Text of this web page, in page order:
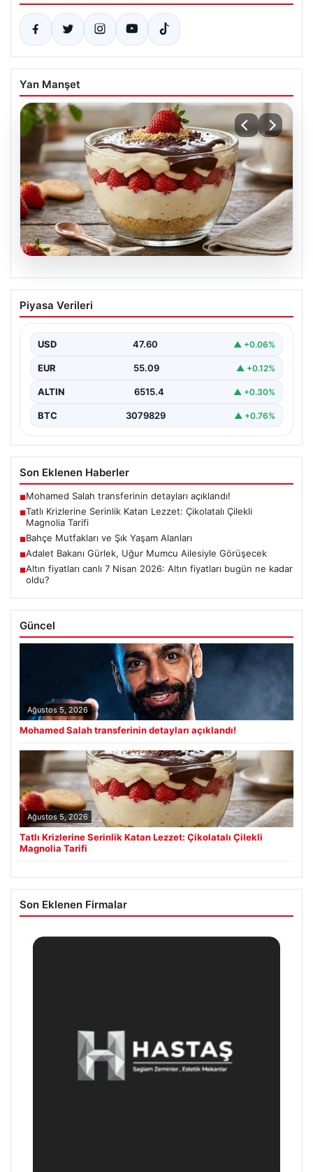
Yan Manşet
05.08.2026
Tatlı Krizlerine Serinlik Katan Lezzet:
Çikolatalı Çilekli Magnolia Tarifi
severlerin favorisi haline gelen günümüzün popüler
tatlılarından…
Piyasa Verileri
USD 47.60 ▲ +0.06%
EUR 55.09 ▲ +0.12%
ALTIN 6515.4 ▲ +0.30%
BTC 3079829 ▲ +0.76%
Son Eklenen Haberler
■Mohamed Salah transferinin detayları açıklandı!
■Tatlı Krizlerine Serinlik Katan Lezzet: Çikolatalı Çilekli
Magnolia Tarifi
■Bahçe Mutfakları ve Şık Yaşam Alanları
■Adalet Bakanı Gürlek, Uğur Mumcu Ailesiyle Görüşecek
■Altın fiyatları canlı 7 Nisan 2026: Altın fiyatları bugün ne kadar
oldu?
Güncel
Ağustos 5, 2026
Mohamed Salah transferinin detayları açıklandı!
Ağustos 5, 2026
Tatlı Krizlerine Serinlik Katan Lezzet: Çikolatalı Çilekli
Magnolia Tarifi
Son Eklenen Firmalar